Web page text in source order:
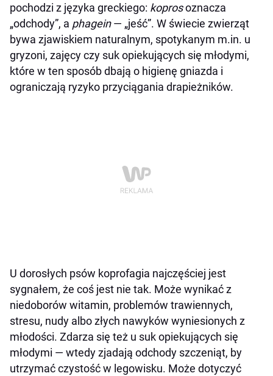
Co zrobić, jeżeli pies zjada kurze kupy?
Dlaczego pies zjada na spacerze ptasie kupy?
Dlaczego pies zjada kocią kupę?
Jak radzić sobie z koprofagią u psa?
Co zrobić gdy pies zjada kupę?
Stosuj komendy i nagrody
Skonsultuj się z weterynarzem
pochodzi z języka greckiego: koprosoznacza
„odchody”, a phagein— „jeść”. W świecie zwierząt
bywa zjawiskiem naturalnym, spotykanym m.in. u
gryzoni, zajęcy czy suk opiekujących się młodymi,
które w ten sposób dbają o higienę gniazda i
ograniczają ryzyko przyciągania drapieżników.
U dorosłych psów koprofagia najczęściej jest
sygnałem, że coś jest nie tak. Może wynikać z
niedoborów witamin, problemów trawiennych,
stresu, nudy albo złych nawyków wyniesionych z
młodości. Zdarza się też u suk opiekujących się
młodymi — wtedy zjadają odchody szczeniąt, by
utrzymać czystość w legowisku. Może dotyczyć